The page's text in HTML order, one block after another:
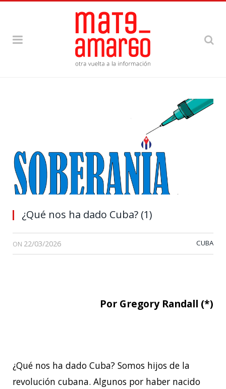
¿Qué nos ha dado Cuba? (1)
ON 22/03/2026 CUBA
Por Gregory Randall (*)
¿Qué nos ha dado Cuba? Somos hijos de la
revolución cubana. Algunos por haber nacido